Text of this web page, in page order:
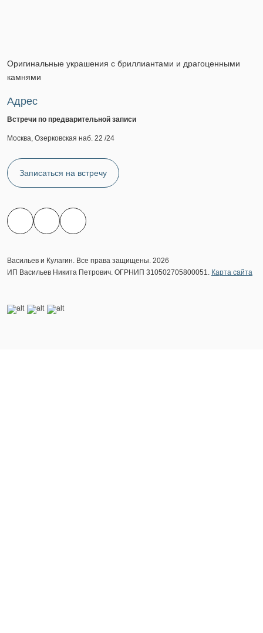
Оригинальные украшения с бриллиантами и драгоценными
камнями
Адрес
Встречи по предварительной записи
Москва, Озерковская наб. 22 /24
Записаться на встречу
Васильев и Кулагин. Все права защищены. 2026
ИП Васильев Никита Петрович. ОГРНИП 310502705800051. Карта сайта